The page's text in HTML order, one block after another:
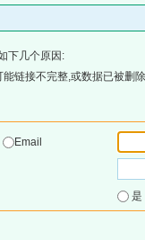
下几个原因:
链接不完整,或数据已被删
Email